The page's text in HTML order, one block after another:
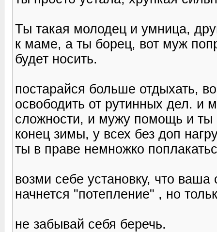
Ты такая молодец и умница,
к маме, а ты борец, вот муж
будет носить.
постарайся больше отдыхать,
освободить от рутинных дел.
сложности, и мужу помощь и
конец зимы, у всех без доп
ты в праве немножко
возми себе установку, что
начнется "потепление" , но
не забывай себя беречь.